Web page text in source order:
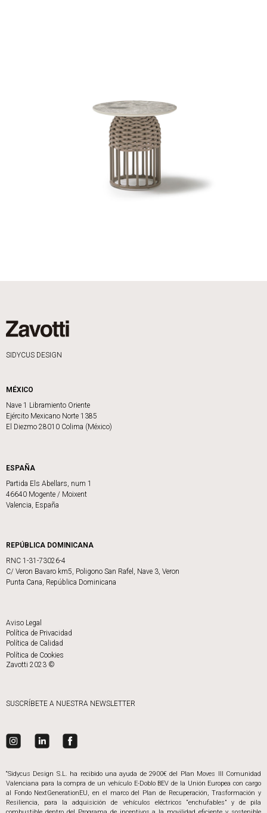
SIDYCUS DESIGN
MÉXICO
Nave 1 Libramiento Oriente
Ejército Mexicano Norte 1385
El Diezmo 28010 Colima (México)
ESPAÑA
Partida Els Abellars, num 1
46640 Mogente / Moixent
Valencia, España
REPÚBLICA DOMINICANA
RNC 1-31-73026-4
C/ Veron Bavaro km5, Poligono San Rafel, Nave 3, Veron
Punta Cana, República Dominicana
Aviso Legal
Política de Privacidad
Política de Calidad
Política de Cookies
Zavotti 2023 ©
SUSCRÍBETE A NUESTRA NEWSLETTER
“Sidycus Design S.L. ha recibido una ayuda de 2900€ del Plan Moves III Comunidad
Valenciana para la compra de un vehículo E-Doblo BEV de la Unión Europea con cargo
al Fondo NextGenerationEU, en el marco del Plan de Recuperación, Trasformación y
Resiliencia, para la adquisición de vehículos eléctricos “enchufables” y de pila